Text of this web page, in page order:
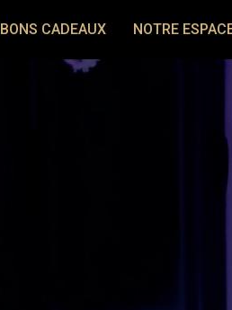
BONS CADEAUX NOTRE